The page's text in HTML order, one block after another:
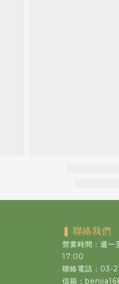
❚ 聯絡我們
營業時間：週
17:00
聯絡電話：03-
信箱：